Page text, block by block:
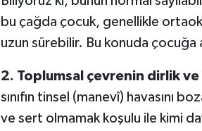
bu çağda çocuk, genellikle
uzun sürebilir. Bu konuda çocuğa
2. Toplumsal çevrenin dirlik
sınıfın tinsel (manevî) havasını
ve sert olmamak koşulu ile kimi